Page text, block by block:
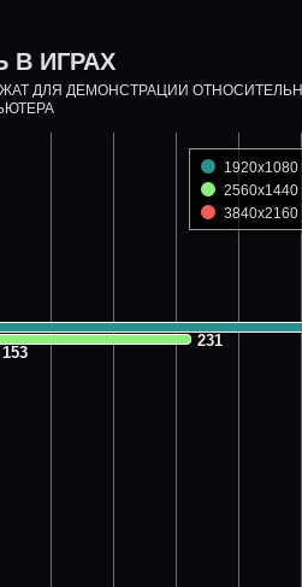
В ИГРАХ
ДЛЯ ДЕМОНСТРАЦИИ
231
231
153
153
1920x1080
2560x1440
3840x2160